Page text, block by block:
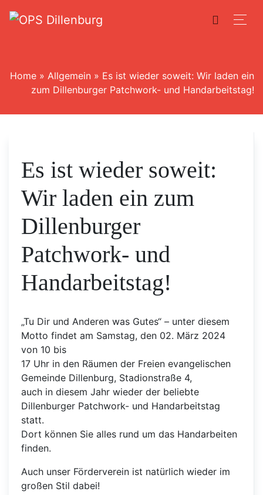
Home » Allgemein » Es ist wieder soweit: Wir laden ein
zum Dillenburger Patchwork- und Handarbeitstag!
Es ist wieder soweit:
Wir laden ein zum
Dillenburger
Patchwork- und
Handarbeitstag!
„Tu Dir und Anderen was Gutes“ – unter diesem
Motto findet am Samstag, den 02. März 2024
von 10 bis
17 Uhr in den Räumen der Freien evangelischen
Gemeinde Dillenburg, Stadionstraße 4,
auch in diesem Jahr wieder der beliebte
Dillenburger Patchwork- und Handarbeitstag
statt.
Dort können Sie alles rund um das Handarbeiten
finden.
Auch unser Förderverein ist natürlich wieder im
großen Stil dabei!